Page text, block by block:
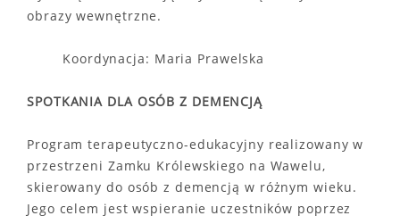
obrazy wewnętrzne.
Koordynacja: Maria Prawelska
SPOTKANIA DLA OSÓB Z DEMENCJĄ
Program terapeutyczno-edukacyjny realizowany w
przestrzeni Zamku Królewskiego na Wawelu,
skierowany do osób z demencją w różnym wieku.
Jego celem jest wspieranie uczestników poprzez